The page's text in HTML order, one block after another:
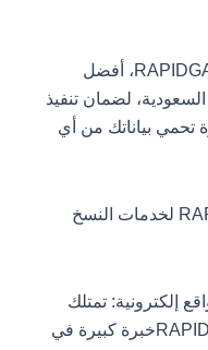
تواصل مع شركة RAPIDGAZAL AGENCY، أفضل
لضمان تنفيذ
بياناتك من أي
لماذا تختار RAPIDGAZAL AGENCY لخدمات النسخ
تمتلك
شركة RAPIDGAZAL AGENCYخبرة كبيرة في